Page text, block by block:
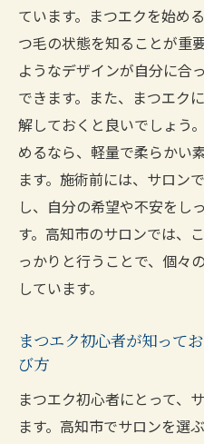
ています。まつエクを始め
つ毛の状態を知ることが重
ようなデザインが自分に合
できます。また、まつエク
解しておくと良いでしょう
めるなら、軽量で柔らかい
ます。施術前には、サロン
し、自分の希望や不安をし
す。高知市のサロンでは、
っかりと行うことで、個々
しています。
まつエク初心者が知って
び方
まつエク初心者にとって、
ます。高知市でサロンを選